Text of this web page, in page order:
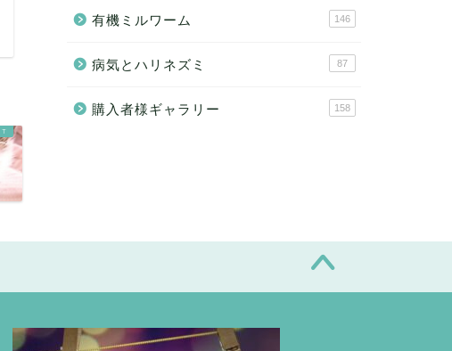
有機ミルワーム 146
病気とハリネズミ 87
購入者様ギャラリー 158